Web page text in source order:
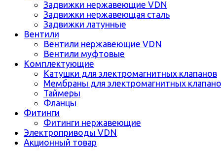
Задвижки нержавеющие VDN
Задвижки нержавеющая сталь
Задвижки латунные
Вентили
Вентили нержавеющие VDN
Вентили муфтовые
Комплектующие
Катушки для электромагнитных клапанов
Мембраны для электромагнитных
Таймеры
Фланцы
Фитинги
Фитинги нержавеющие
Электроприводы VDN
Акционный товар